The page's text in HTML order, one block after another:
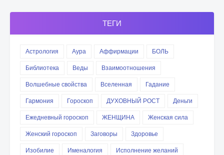
ТЕГИ
Астрология Аура Аффирмации
БОЛЬ
Библиотека
Веды
Взаимоотношения
Волшебные свойства
Вселенная
Гадание
Гармония
Гороскоп ДУХОВНЫЙ РОСТ
Деньги
Ежедневный гороскоп
ЖЕНЩИНА
Женская сила
Женский гороскоп
Заговоры
Здоровье
Изобилие
Именалогия
Исполнение желаний